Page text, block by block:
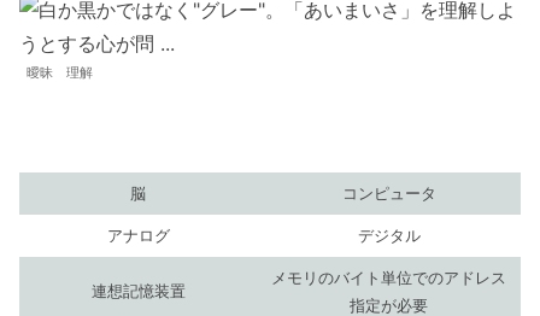
曖昧 理解
脳 コンピュータ
アナログ デジタル
連想記憶装置
メモリのバイト単位でのアドレス
指定が必要